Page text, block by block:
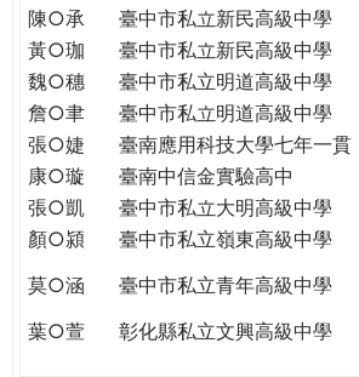
陳○承
臺中市私立新民高級中學
黃○珈
臺中市私立新民高級中學
魏○穗
臺中市私立明道高級中學
詹○聿
臺中市私立明道高級中學
張○婕
臺南應用科技大學七年一貫
康○璇
臺南中信金實驗高中
張○凱
臺中市私立大明高級中學
顏○潁
臺中市私立嶺東高級中學
莫○涵
臺中市私立青年高級中學
葉○萱
彰化縣私立文興高級中學